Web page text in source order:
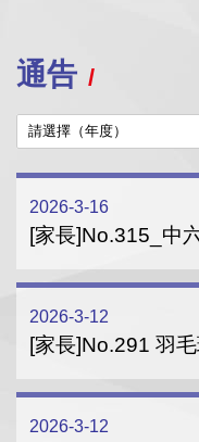
通告
2026-3-16
[家長]No.315_中
2026-3-12
[家長]No.291 羽
2026-3-12